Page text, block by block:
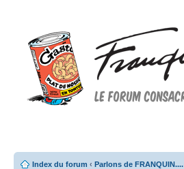
Index du forum ‹ Parlons de FRANQUIN....